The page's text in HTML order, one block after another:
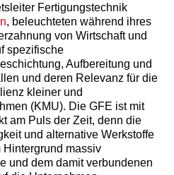
Fertigungstechnik
, beleuchteten während ihres
von Wirtschaft und
spezifische
Aufbereitung und
und deren Relevanz für die
kleiner und
(KMU). Die GFE ist mit
am Puls der Zeit, denn die
und alternative Werkstoffe
massiv
und dem damit verbundenen